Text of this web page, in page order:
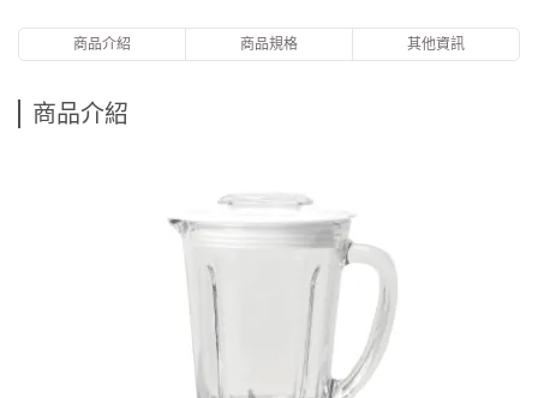
商品介紹 商品規格 其他資訊
商品介紹